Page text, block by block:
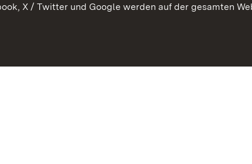
X / Twitter und Google werden auf der gesamten